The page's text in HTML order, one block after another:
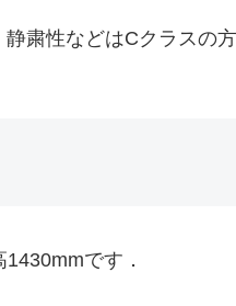
粛性などはCクラスの方
です．